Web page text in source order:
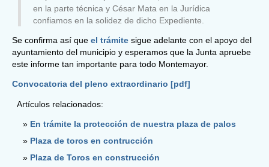
en la parte técnica y César Mata en la Jurídica
confiamos en la solidez de dicho Expediente.
Se confirma así que el trámite sigue adelante con el apoyo del
ayuntamiento del municipio y esperamos que la Junta apruebe
este informe tan importante para todo Montemayor.
Convocatoria del pleno extraordinario [pdf]
Artículos relacionados:
En trámite la protección de nuestra plaza de palos
Plaza de toros en contrucción
Plaza de Toros en construcción